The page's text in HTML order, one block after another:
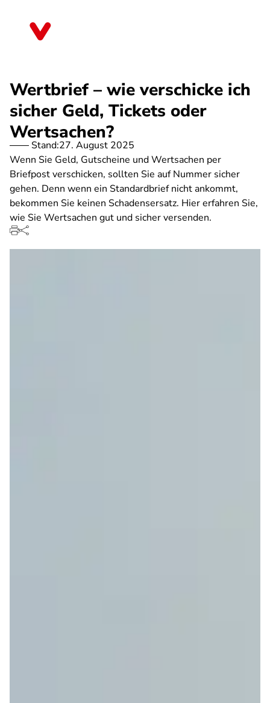
Wertbrief – wie verschicke ich
sicher Geld, Tickets oder
Wertsachen?
Stand:27. August 2025
Wenn Sie Geld, Gutscheine und Wertsachen per
Briefpost verschicken, sollten Sie auf Nummer sicher
gehen. Denn wenn ein Standardbrief nicht ankommt,
bekommen Sie keinen Schadensersatz. Hier erfahren Sie,
wie Sie Wertsachen gut und sicher versenden.